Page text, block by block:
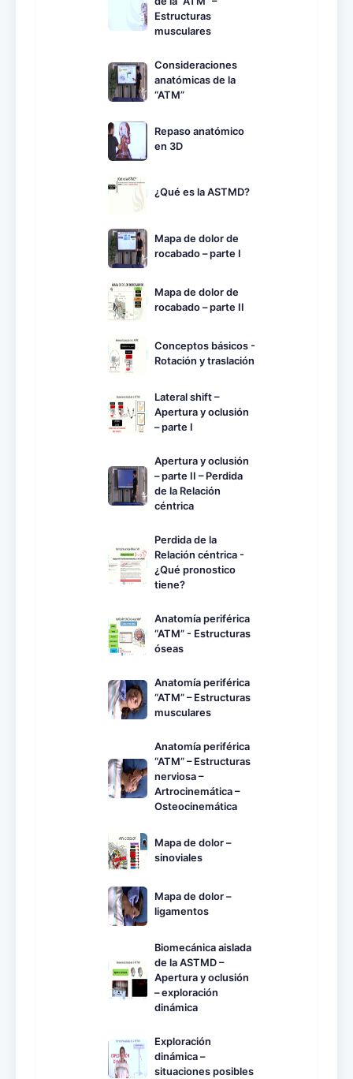
Estructuras
musculares
Consideraciones
anatómicas de la
“ATM”
Repaso anatómico
en 3D
¿Qué es la ASTMD?
Mapa de dolor de
rocabado – parte I
Mapa de dolor de
rocabado – parte II
Conceptos básicos -
Rotación y traslación
Lateral shift –
Apertura y oclusión
– parte I
Apertura y oclusión
– parte II – Perdida
de la Relación
céntrica
Perdida de la
Relación céntrica -
¿Qué pronostico
tiene?
Anatomía periférica
“ATM” - Estructuras
óseas
Anatomía periférica
“ATM” – Estructuras
musculares
Anatomía periférica
“ATM” – Estructuras
nerviosa –
Artrocinemática –
Osteocinemática
Mapa de dolor –
sinoviales
Mapa de dolor –
ligamentos
Biomecánica aislada
de la ASTMD –
Apertura y oclusión
– exploración
dinámica
Exploración
dinámica –
situaciones posibles